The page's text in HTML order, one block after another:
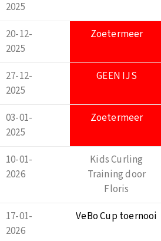
2025
20-12-
2025
Zoetermeer
27-12-
2025
GEEN IJS
03-01-
2025
Zoetermeer
10-01-
2026
Kids Curling
Training door
Floris
17-01-
2026
VeBo Cup toernooi